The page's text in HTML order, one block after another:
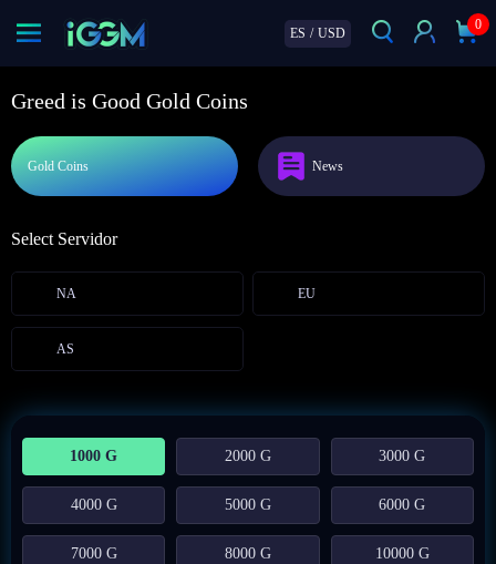
ES / USD
0
Greed is Good Gold Coins
Gold Coins News
Select Servidor
NA EU
AS
1000 G 2000 G 3000 G
4000 G 5000 G 6000 G
7000 G 8000 G 10000 G